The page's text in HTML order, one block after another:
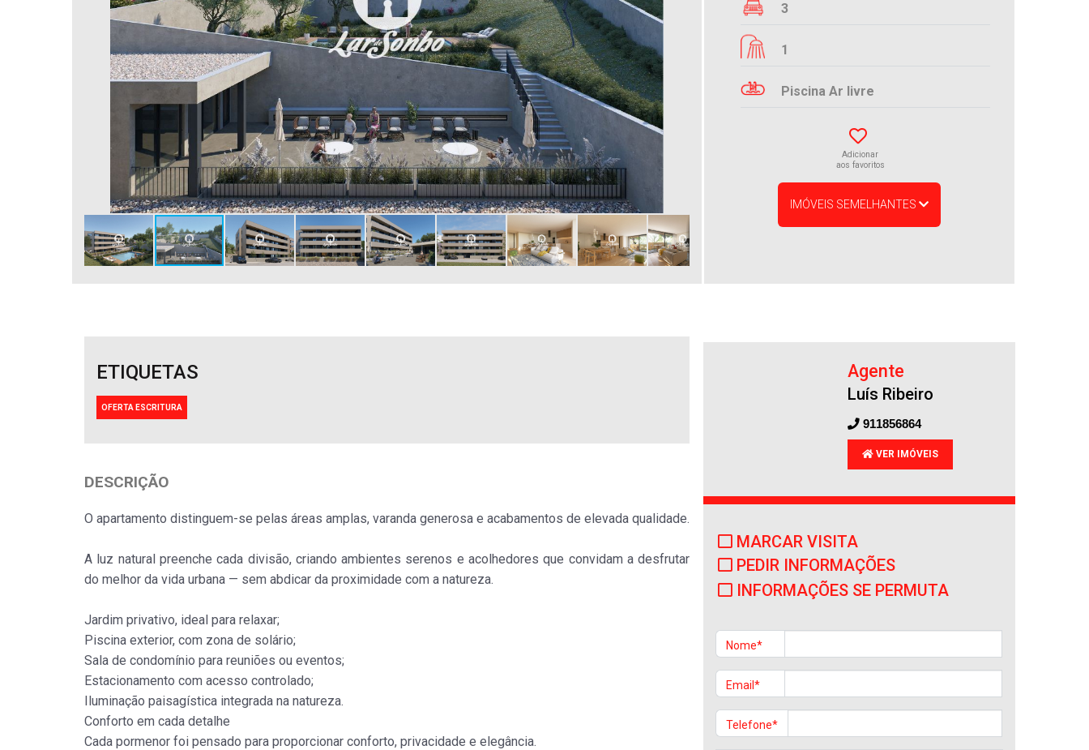
3
1
Piscina Ar livre
Adicionar
aos favoritos
IMÓVEIS SEMELHANTES
Fão
Venda:265.000€
ETIQUETAS
OFERTA ESCRITURA
DESCRIÇÃO
O apartamento distinguem-se pelas áreas amplas, varanda generosa e acabamentos de elevada qualidade.
A luz natural preenche cada divisão, criando ambientes serenos e acolhedores que convidam a desfrutar
do melhor da vida urbana — sem abdicar da proximidade com a natureza.
Jardim privativo, ideal para relaxar;
​Piscina exterior, com zona de solário;
​Sala de condomínio para reuniões ou eventos;
​Estacionamento com acesso controlado;
​Iluminação paisagística integrada na natureza.
Conforto em cada detalhe
Cada pormenor foi pensado para proporcionar conforto, privacidade e elegância.
Agente
Luís Ribeiro
911856864
VER IMÓVEIS
MARCAR VISITA
PEDIR INFORMAÇÕES
INFORMAÇÕES SE PERMUTA
Nome*
Email*
Telefone*